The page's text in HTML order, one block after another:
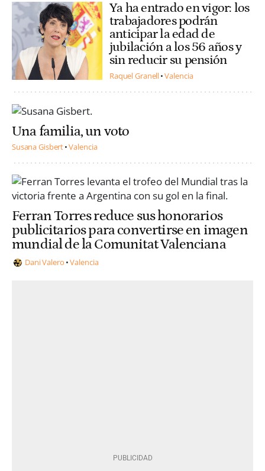
Ya ha entrado en vigor: los
trabajadores podrán
anticipar la edad de
jubilación a los 56 años y
sin reducir su pensión
Raquel Granell Valencia
Una familia, un voto
Susana Gisbert Valencia
Ferran Torres reduce sus honorarios
publicitarios para convertirse en imagen
mundial de la Comunitat Valenciana
Dani Valero Valencia